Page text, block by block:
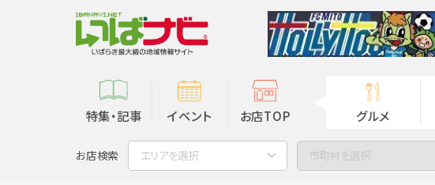
特集・記事 イベント お店TOP グルメ
お店検索 エリアを選択 市町村を選択